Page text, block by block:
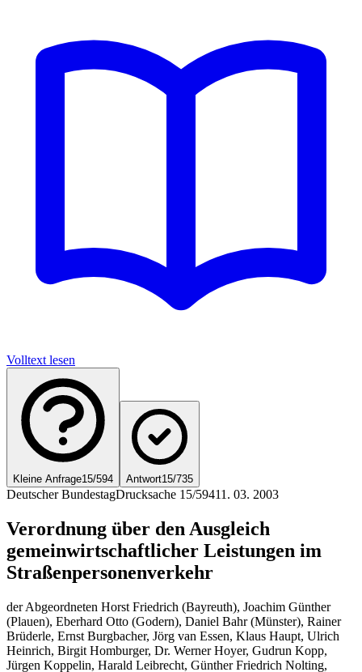
Volltext lesen
Kleine Anfrage15/594 Antwort15/735
Deutscher BundestagDrucksache 15/59411. 03. 2003
Verordnung über den Ausgleich
gemeinwirtschaftlicher Leistungen im
Straßenpersonenverkehr
der Abgeordneten Horst Friedrich (Bayreuth), Joachim Günther
(Plauen), Eberhard Otto (Godern), Daniel Bahr (Münster), Rainer
Brüderle, Ernst Burgbacher, Jörg van Essen, Klaus Haupt, Ulrich
Heinrich, Birgit Homburger, Dr. Werner Hoyer, Gudrun Kopp,
Jürgen Koppelin, Harald Leibrecht, Günther Friedrich Nolting,